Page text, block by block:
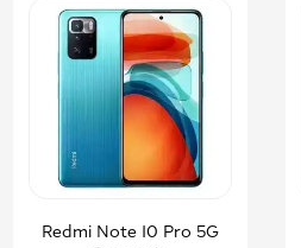
Redmi Note 10 Pro 5G